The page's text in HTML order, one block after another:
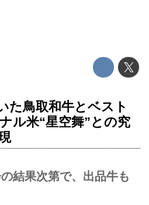
た鳥取和牛とベスト
ル米“星空舞”との究
結果次第で、出品牛も